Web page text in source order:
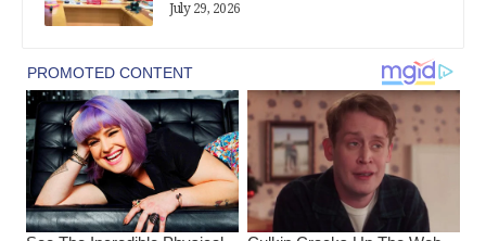
July 29, 2026